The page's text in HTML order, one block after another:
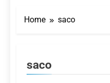
Home saco
saco